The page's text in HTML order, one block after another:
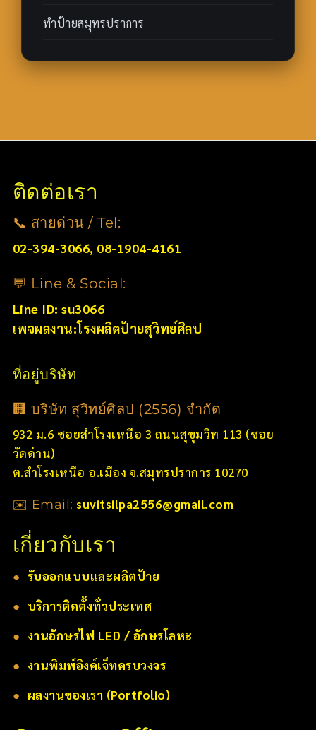
ทำป้ายสมุทรปราการ
ติดต่อเรา
📞 สายด่วน / Tel:
02-394-3066, 08-1904-4161
💬 Line & Social:
Line ID: su3066
เพจผลงาน:โรงผลิตป้ายสุวิทย์ศิลป
ที่อยู่บริษัท
🏢 บริษัท สุวิทย์ศิลป (2556) จำกัด
932 ม.6 ซอยสำโรงเหนือ 3 ถนนสุขุมวิท 113 (ซอย
วัดด่าน)
ต.สำโรงเหนือ อ.เมือง จ.สมุทรปราการ 10270
✉️ Email: suvitsilpa2556@gmail.com
เกี่ยวกับเรา
● รับออกแบบและผลิตป้าย
● บริการติดตั้งทั่วประเทศ
● งานอักษรไฟ LED / อักษรโลหะ
● งานพิมพ์อิงค์เจ็ทครบวงจร
● ผลงานของเรา (Portfolio)